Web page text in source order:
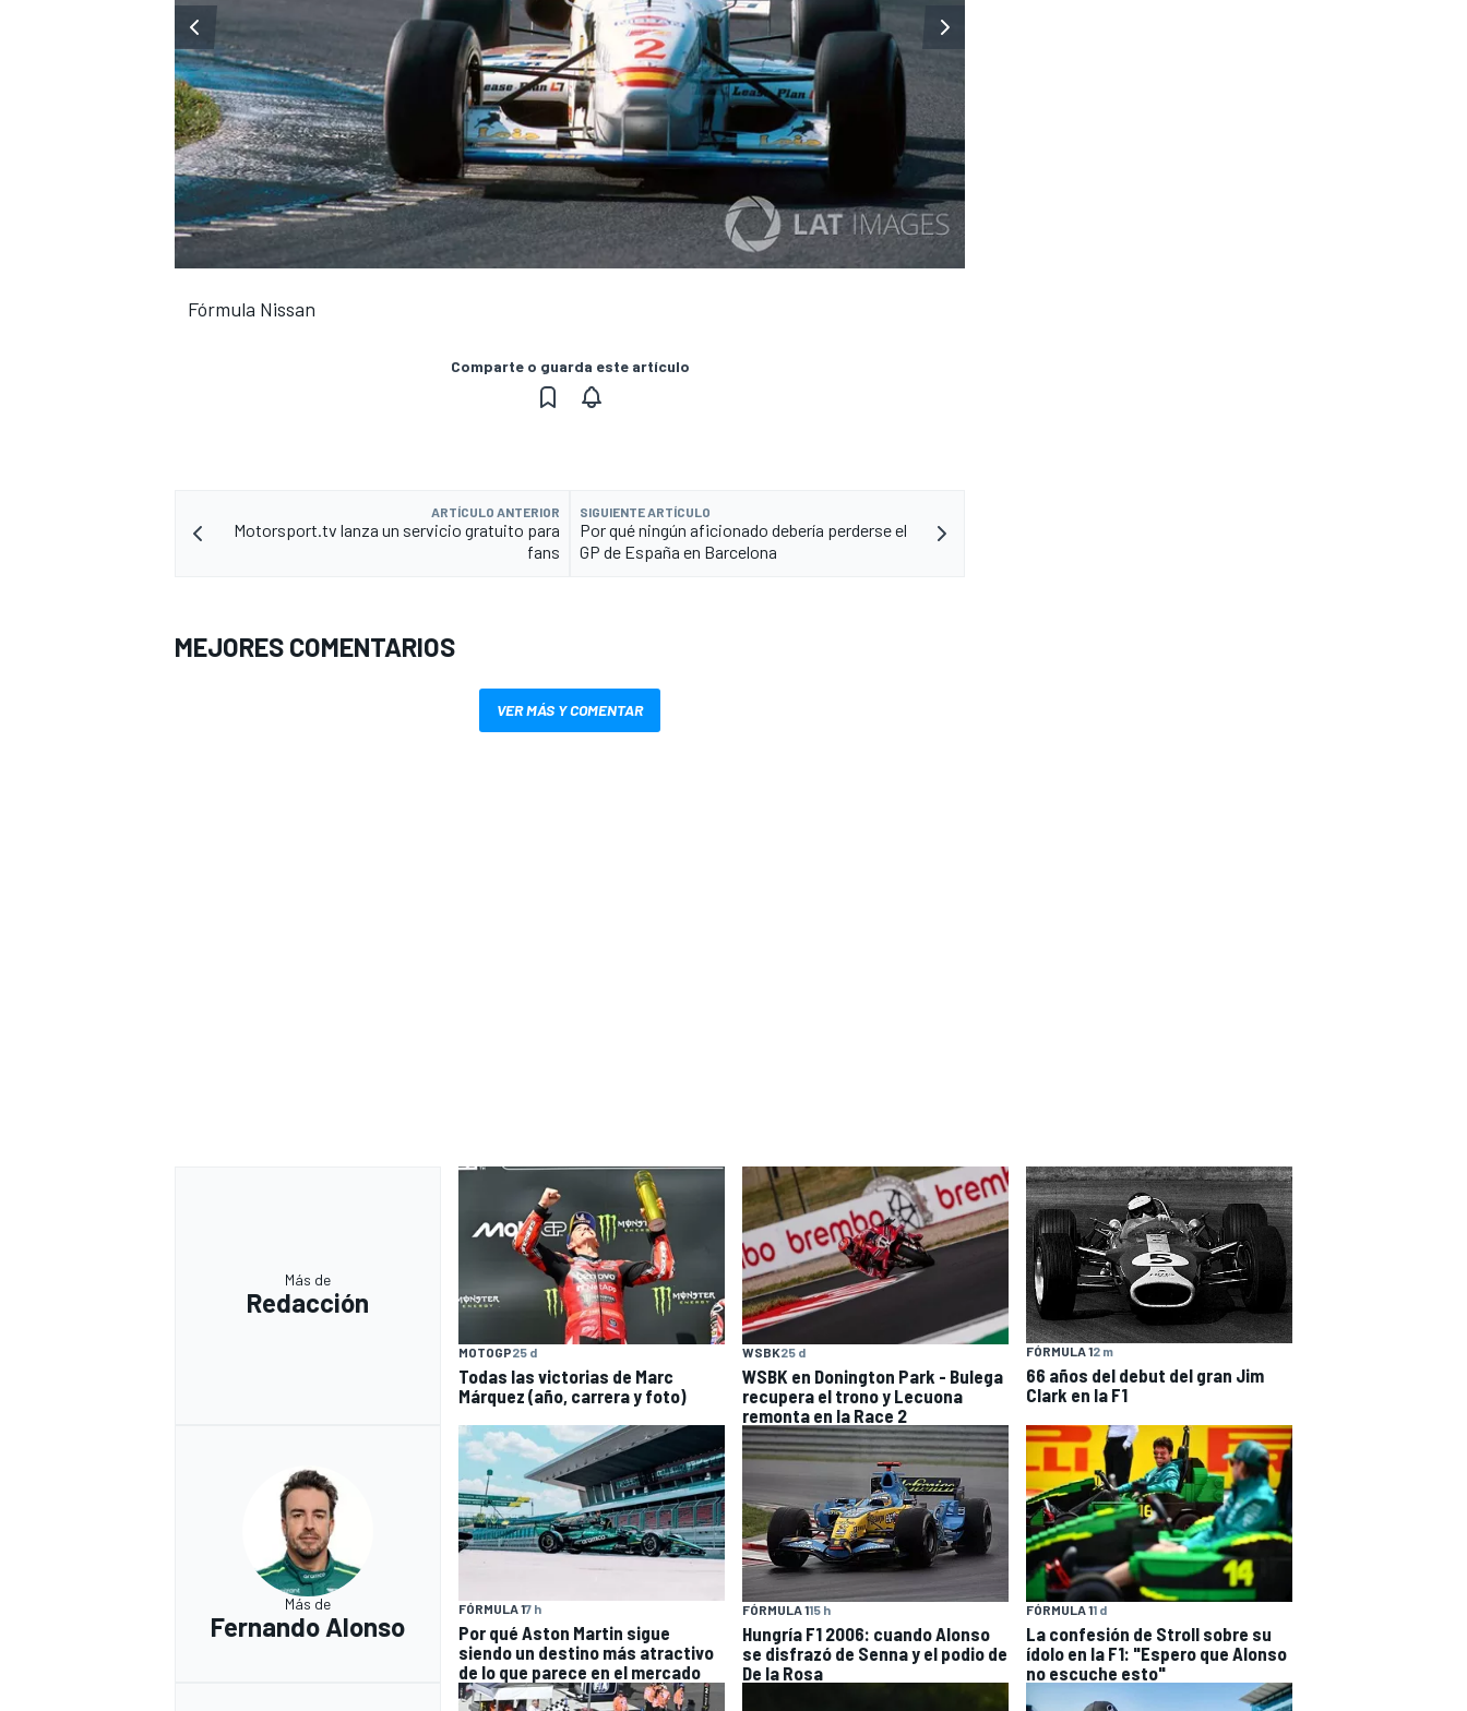
MÁS CATEGORÍAS
Fórmula Nissan
Comparte o guarda este artículo
ARTÍCULO ANTERIOR
Motorsport.tv lanza un servicio gratuito para
fans
SIGUIENTE ARTÍCULO
Por qué ningún aficionado debería perderse el
GP de España en Barcelona
MEJORES COMENTARIOS
VER MÁS Y COMENTAR
Más de
Redacción
MOTOGP25 d
Todas las victorias de Marc
Márquez (año, carrera y foto)
WSBK25 d
WSBK en Donington Park - Bulega
recupera el trono y Lecuona
remonta en la Race 2
FÓRMULA 12 m
66 años del debut del gran Jim
Clark en la F1
Más de
Fernando Alonso
FÓRMULA 17 h
Por qué Aston Martin sigue
siendo un destino más atractivo
de lo que parece en el mercado
FÓRMULA 115 h
Hungría F1 2006: cuando Alonso
se disfrazó de Senna y el podio de
De la Rosa
FÓRMULA 11 d
La confesión de Stroll sobre su
ídolo en la F1: "Espero que Alonso
no escuche esto"